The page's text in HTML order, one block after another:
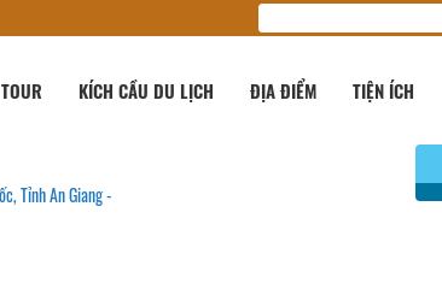
TOUR KÍCH CẦU DU LỊCH ĐỊA ĐIỂM TIỆN ÍCH
Tỉnh An Giang -